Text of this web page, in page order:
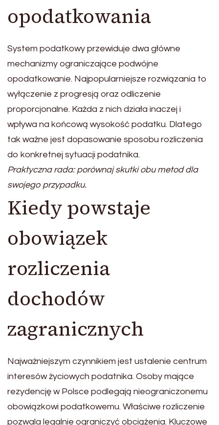
opodatkowania
System podatkowy przewiduje dwa główne
mechanizmy ograniczające podwójne
opodatkowanie. Najpopularniejsze rozwiązania to
wyłączenie z progresją oraz odliczenie
proporcjonalne. Każda z nich działa inaczej i
wpływa na końcową wysokość podatku. Dlatego
tak ważne jest dopasowanie sposobu rozliczenia
do konkretnej sytuacji podatnika.
Praktyczna rada: porównaj skutki obu metod dla
swojego przypadku.
Kiedy powstaje
obowiązek
rozliczenia
dochodów
zagranicznych
Najważniejszym czynnikiem jest ustalenie centrum
interesów życiowych podatnika. Osoby mające
rezydencję w Polsce podlegają nieograniczonemu
obowiązkowi podatkowemu. Właściwe rozliczenie
pozwala legalnie ograniczyć obciążenia. Kluczowe